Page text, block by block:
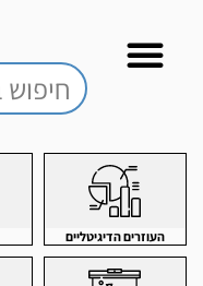
העוזרים הדיגיטליים